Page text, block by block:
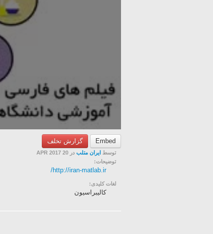
Embed گزارش تخلف
توسط ایران متلب در 20 APR 2017
توضیحات:
http://iran-matlab.ir/
لغات کلیدی:
كاليبراسيون